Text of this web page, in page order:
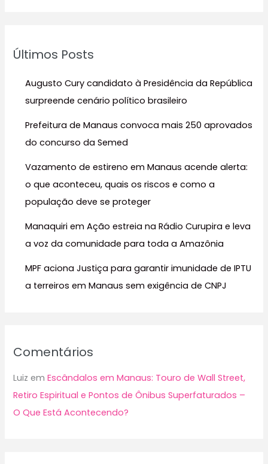
iÚltimos Posts
Augusto Cury candidato à Presidência da República
surpreende cenário político brasileiro
Prefeitura de Manaus convoca mais 250 aprovados
do concurso da Semed
Vazamento de estireno em Manaus acende alerta:
o que aconteceu, quais os riscos e como a
população deve se proteger
Manaquiri em Ação estreia na Rádio Curupira e leva
a voz da comunidade para toda a Amazônia
MPF aciona Justiça para garantir imunidade de IPTU
a terreiros em Manaus sem exigência de CNPJ
Comentários
Luiz emEscândalos em Manaus: Touro de Wall Street,
Retiro Espiritual e Pontos de Ônibus Superfaturados –
O Que Está Acontecendo?